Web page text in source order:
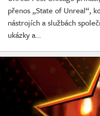
přenos „State of Unreal“,
nástrojích a službách
ukázky a…